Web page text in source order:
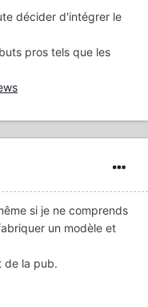
décider d'intégrer le
pros tels que les
si je ne comprends
un modèle et
de la pub.